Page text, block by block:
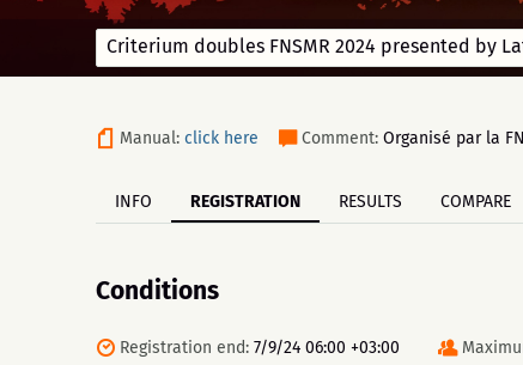
Criterium doubles FNSMR 2024 presented by
Manual: click here Comment: Organisé par la
INFO REGISTRATION RESULTS COMPARE
Conditions
Registration end: 7/9/24 06:00 +03:00